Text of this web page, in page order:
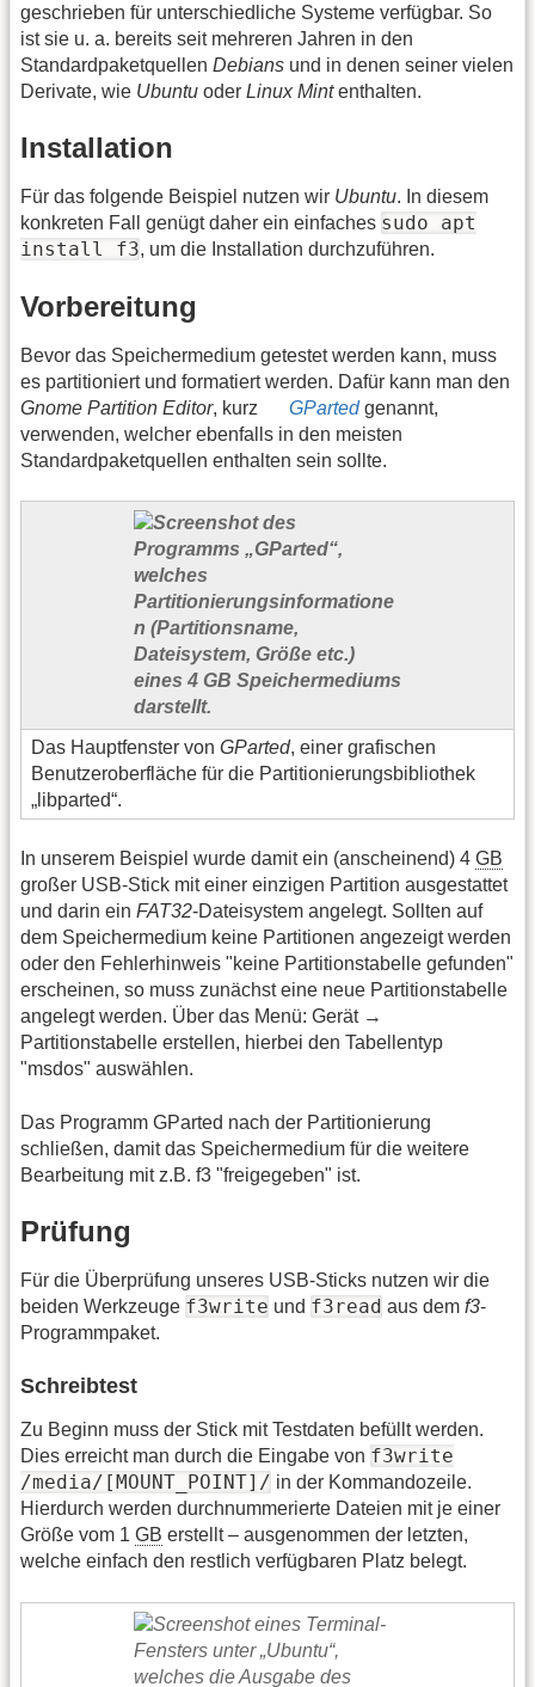
geschrieben für unterschiedliche Systeme verfügbar. So
ist sie u. a. bereits seit mehreren Jahren in den
Standardpaketquellen Debians und in denen seiner vielen
Derivate, wie Ubuntu oder Linux Mintenthalten.
Installation
Für das folgende Beispiel nutzen wir Ubuntu. In diesem
konkreten Fall genügt daher ein einfaches sudo apt
install f3, um die Installation durchzuführen.
Vorbereitung
Bevor das Speichermedium getestet werden kann, muss
es partitioniert und formatiert werden. Dafür kann man den
Gnome Partition Editor, kurz GPartedgenannt,
verwenden, welcher ebenfalls in den meisten
Standardpaketquellen enthalten sein sollte.
Das Hauptfenster von GParted, einer grafischen
Benutzeroberfläche für die Partitionierungsbibliothek
„libparted“.
In unserem Beispiel wurde damit ein (anscheinend) 4 GB
großer USB-Stick mit einer einzigen Partition ausgestattet
und darin ein FAT32-Dateisystem angelegt. Sollten auf
dem Speichermedium keine Partitionen angezeigt werden
oder den Fehlerhinweis "keine Partitionstabelle gefunden"
erscheinen, so muss zunächst eine neue Partitionstabelle
angelegt werden. Über das Menü: Gerät →
Partitionstabelle erstellen, hierbei den Tabellentyp
"msdos" auswählen.
Das Programm GParted nach der Partitionierung
schließen, damit das Speichermedium für die weitere
Bearbeitung mit z.B. f3 "freigegeben" ist.
Prüfung
Für die Überprüfung unseres USB-Sticks nutzen wir die
beiden Werkzeuge f3write und f3read aus dem f3-
Programmpaket.
Schreibtest
Zu Beginn muss der Stick mit Testdaten befüllt werden.
Dies erreicht man durch die Eingabe von f3write
/media/[MOUNT_POINT]/ in der Kommandozeile.
Hierdurch werden durchnummerierte Dateien mit je einer
Größe vom 1 GB erstellt – ausgenommen der letzten,
welche einfach den restlich verfügbaren Platz belegt.